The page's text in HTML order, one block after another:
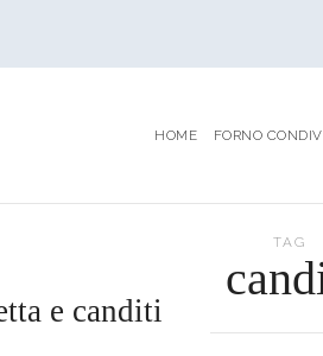
HOME FORNO
TAG
e canditi